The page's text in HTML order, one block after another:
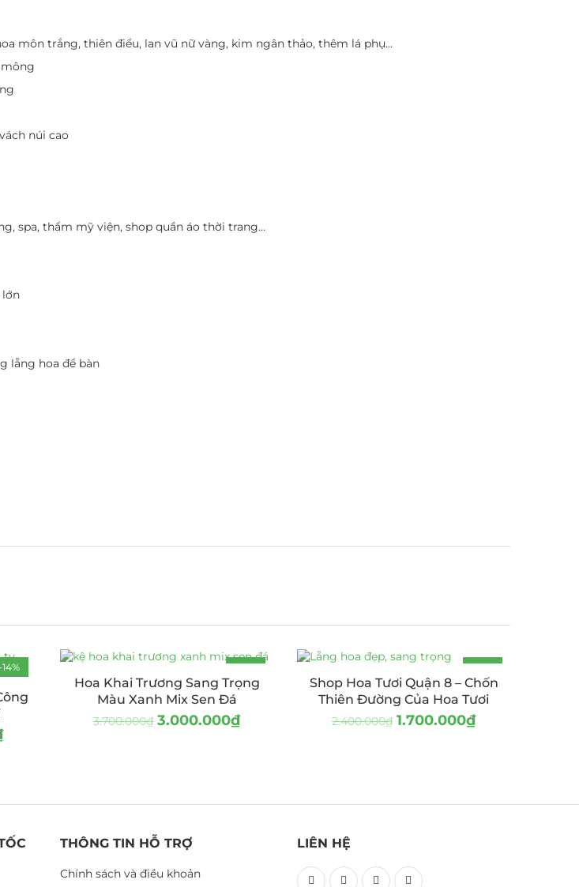
môn trắng, thiên điểu, lan vũ nữ vàng, kim ngân thảo, thêm lá phụ…
núi cao
spa, thẩm mỹ viện, shop quần áo thời trang…
lớn
lẵng hoa để bàn
-19%
Hoa Khai Trương Sang Trọng
Màu Xanh Mix Sen Đá
3.700.000₫ 3.000.000₫
-29%
Shop Hoa Tươi Quận 8 – Chốn
Thiên Đường Của Hoa Tươi
2.400.000₫ 1.700.000₫
THÔNG TIN HỖ TRỢ
Chính sách và điều khoản
LIÊN HỆ